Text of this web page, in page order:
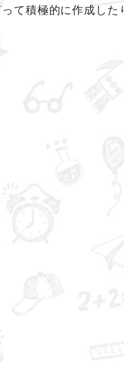
て積極的に作成した